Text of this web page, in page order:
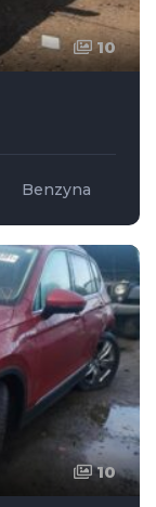
10
Benzyna
10